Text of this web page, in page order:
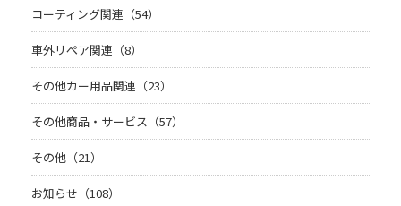
コーティング関連（54）
車外リペア関連（8）
その他カー用品関連（23）
その他商品・サービス（57）
その他（21）
お知らせ（108）